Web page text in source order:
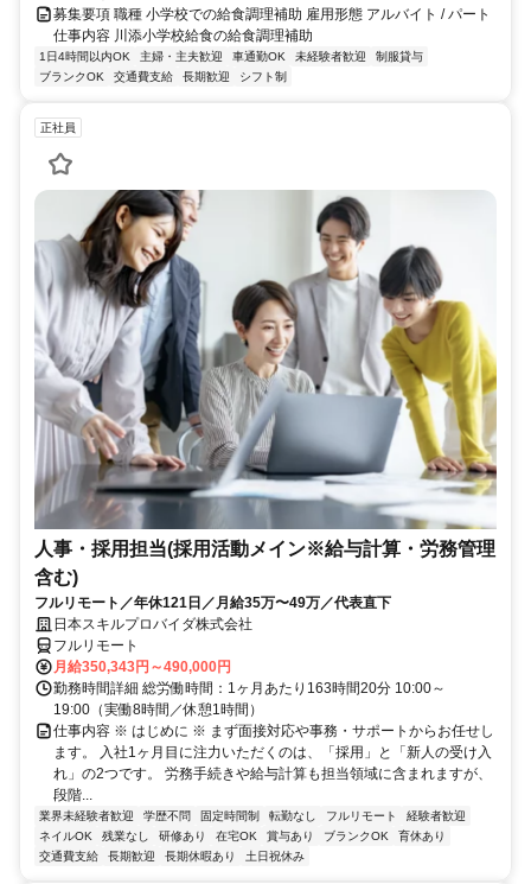
募集要項 職種 小学校での給食調理補助 雇用形態 アルバイト / パート
仕事内容 川添小学校給食の給食調理補助
1日4時間以内OK 主婦・主夫歓迎 車通勤OK 未経験者歓迎
制服貸与
ブランクOK
交通費支給 長期歓迎 シフト制
正社員
人事・採用担当(採用活動メイン※給与計算・労務管理
含む)
フルリモート／年休121日／月給35万〜49万／代表直下
日本スキルプロバイダ株式会社
フルリモート
月給350,343円～490,000円
勤務時間詳細 総労働時間：1ヶ月あたり163時間20分 10:00～
19:00（実働8時間／休憩1時間）
仕事内容 ※ はじめに ※ まず面接対応や事務・サポートからお任せし
ます。 入社1ヶ月目に注力いただくのは、「採用」と「新人の受け入
れ」の2つです。 労務手続きや給与計算も担当領域に含まれますが、
段階...
業界未経験者歓迎 学歴不問 固定時間制 転勤なし フルリモート
経験者歓迎
ネイルOK
残業なし 研修あり 在宅OK 賞与あり ブランクOK
育休あり
交通費支給
長期歓迎 長期休暇あり 土日祝休み